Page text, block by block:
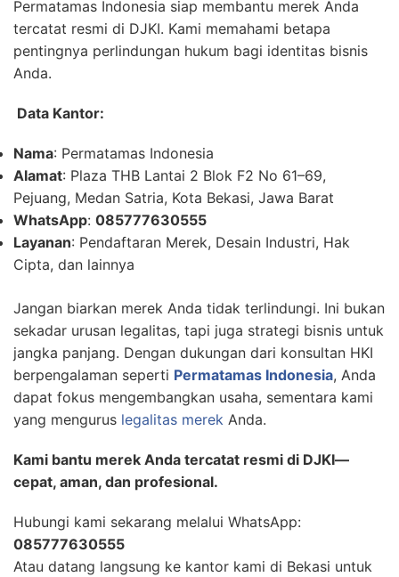
Permatamas Indonesia siap membantu merek Anda
tercatat resmi di DJKI. Kami memahami betapa
pentingnya perlindungan hukum bagi identitas bisnis
Anda.
Data Kantor:
Nama: Permatamas Indonesia
Alamat: Plaza THB Lantai 2 Blok F2 No 61–69,
Pejuang, Medan Satria, Kota Bekasi, Jawa Barat
WhatsApp: 085777630555
Layanan: Pendaftaran Merek, Desain Industri, Hak
Cipta, dan lainnya
Jangan biarkan merek Anda tidak terlindungi. Ini bukan
sekadar urusan legalitas, tapi juga strategi bisnis untuk
jangka panjang. Dengan dukungan dari konsultan HKI
berpengalaman seperti Permatamas Indonesia, Anda
dapat fokus mengembangkan usaha, sementara kami
yang mengurus legalitas merek Anda.
Kami bantu merek Anda tercatat resmi di DJKI—
cepat, aman, dan profesional.
Hubungi kami sekarang melalui WhatsApp:
085777630555
Atau datang langsung ke kantor kami di Bekasi untuk